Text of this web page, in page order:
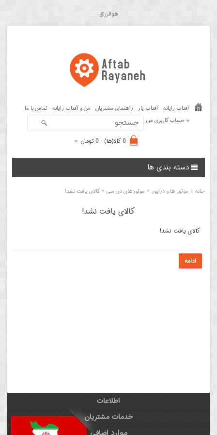
هوالرزاق
آفتاب رایانه آفتاب یار راهنمای مشتریان من و آفتاب رایانه تماس با ما
حساب کاربری من
0 کالا(ها) - 0 تومان
دسته بندی ها
خانه » موتور ها و درایور » موتورهای دی سی » کالای یافت نشد!
کالای یافت نشد!
کالای یافت نشد!
ادامه
اطلاعات
خدمات مشتریان